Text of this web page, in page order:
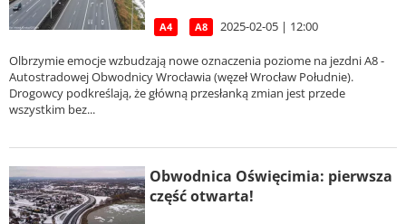
A4 A8 2025-02-05 | 12:00
Olbrzymie emocje wzbudzają nowe oznaczenia poziome na jezdni A8 -
Autostradowej Obwodnicy Wrocławia (węzeł Wrocław Południe).
Drogowcy podkreślają, że główną przesłanką zmian jest przede
wszystkim bez...
Obwodnica Oświęcimia: pierwsza
część otwarta!